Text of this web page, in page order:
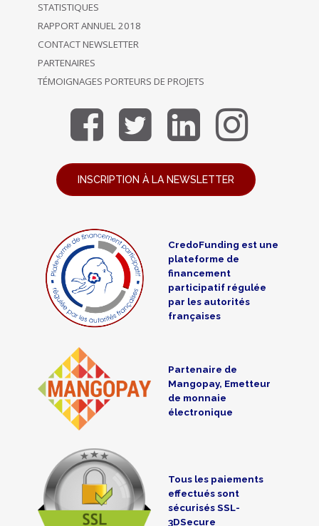
STATISTIQUES
RAPPORT ANNUEL 2018
CONTACT NEWSLETTER
PARTENAIRES
TÉMOIGNAGES PORTEURS DE PROJETS
INSCRIPTION À LA NEWSLETTER
CredoFunding est une
plateforme de
financement
participatif régulée
par les autorités
françaises
Partenaire de
Mangopay, Emetteur
de monnaie
électronique
Tous les paiements
effectués sont
sécurisés SSL-
3DSecure